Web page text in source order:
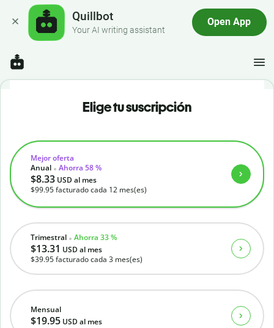
Quillbot
Your AI writing assistant
Open App
Elige tu suscripción
Mensual
$19.95 USD al mes
Trimestral Ahorra 33 %
$13.31 USD al mes
$39.95facturado cada 3 mes(es)
Mejor oferta
Anual
Ahorra 58 %
$8.33 USD al mes
$99.95facturado cada 12 mes(es)